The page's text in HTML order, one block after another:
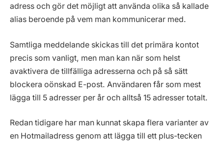
adress och gör det möjligt att använda olika så kallade
alias beroende på vem man kommunicerar med.
Samtliga meddelande skickas till det primära kontot
precis som vanligt, men man kan när som helst
avaktivera de tillfälliga adresserna och på så sätt
blockera oönskad E-post. Användaren får som mest
lägga till 5 adresser per år och alltså 15 adresser totalt.
Redan tidigare har man kunnat skapa flera varianter av
en Hotmailadress genom att lägga till ett plus-tecken